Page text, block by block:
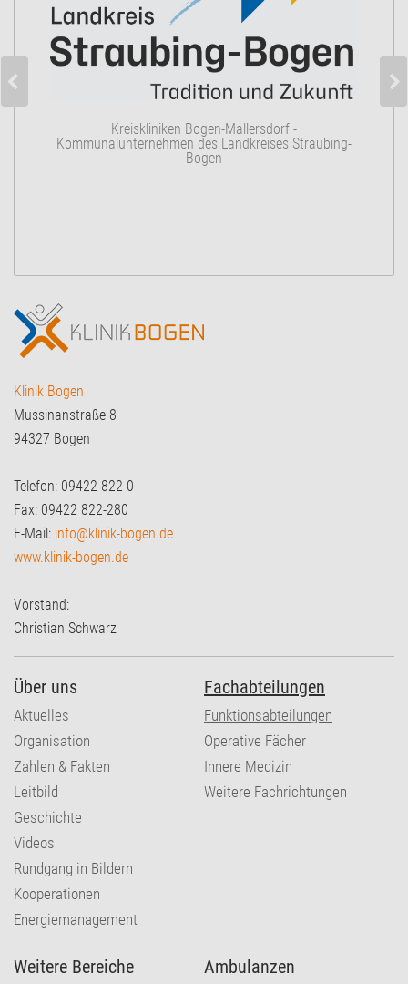
Kreiskliniken Bogen-Mallersdorf -
Kommunalunternehmen des Landkreises Straubing-
Bogen
Klinik Bogen
Mussinanstraße 8
94327 Bogen
Telefon: 09422 822-0
Fax: 09422 822-280
E-Mail: info@klinik-bogen.de
www.klinik-bogen.de
Vorstand:
Christian Schwarz
Über uns
Aktuelles
Organisation
Zahlen & Fakten
Leitbild
Geschichte
Videos
Rundgang in Bildern
Kooperationen
Energiemanagement
Fachabteilungen
Funktionsabteilungen
Operative Fächer
Innere Medizin
Weitere Fachrichtungen
Weitere Bereiche Ambulanzen